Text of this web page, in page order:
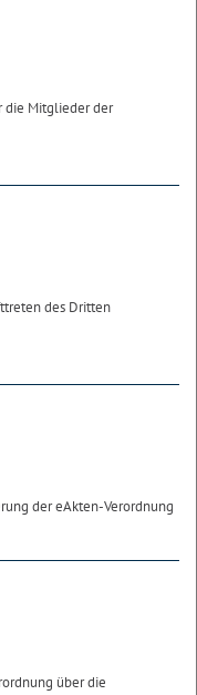
die Mitglieder der
des Dritten
der eAkten-Verordnung
über die